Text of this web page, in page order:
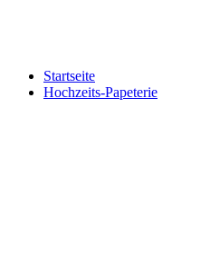
Startseite
Hochzeits-Papeterie